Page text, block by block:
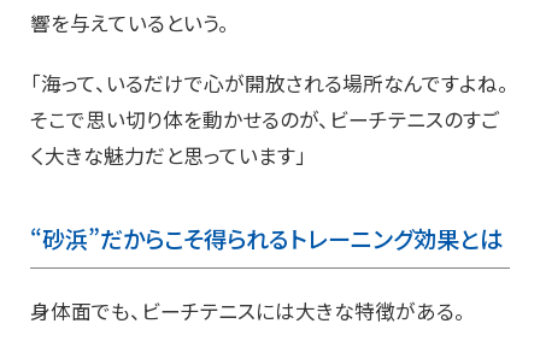
響を与えているという。
「海って、いるだけで心が開放される場所なんですよね。
そこで思い切り体を動かせるのが、ビーチテニスのすご
く大きな魅力だと思っています」
“砂浜”だからこそ得られるトレーニング効果とは
身体面でも、ビーチテニスには大きな特徴がある。